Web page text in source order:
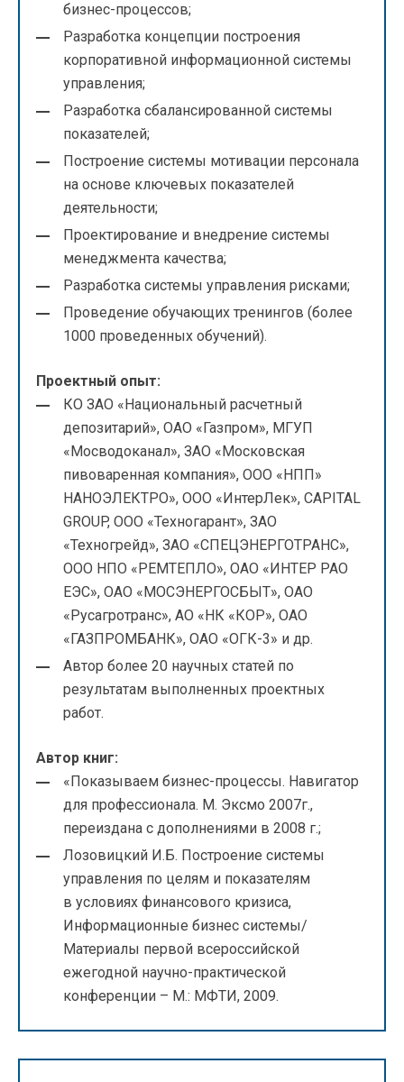
бизнес-процессов;
Разработка концепции построения
корпоративной информационной системы
управления;
Разработка сбалансированной системы
показателей;
Построение системы мотивации персонала
на основе ключевых показателей
деятельности;
Проектирование и внедрение системы
менеджмента качества;
Разработка системы управления рисками;
Проведение обучающих тренингов (более
1000 проведенных обучений).
Проектный опыт:
КО ЗАО «Национальный расчетный
депозитарий», ОАО «Газпром», МГУП
«Мосводоканал», ЗАО «Московская
пивоваренная компания», ООО «НПП»
НАНОЭЛЕКТРО», ООО «ИнтерЛек», CAPITAL
GROUP, ООО «Техногарант», ЗАО
«Техногрейд», ЗАО «СПЕЦЭНЕРГОТРАНС»,
ООО НПО «РЕМТЕПЛО», ОАО «ИНТЕР РАО
ЕЭС», ОАО «МОСЭНЕРГОСБЫТ», ОАО
«Русагротранс», АО «НК «КОР», ОАО
«ГАЗПРОМБАНК», ОАО «ОГК-3» и др.
Автор более 20 научных статей по
результатам выполненных проектных
работ.
Автор книг:
«Показываем бизнес-процессы. Навигатор
для профессионала. М. Эксмо 2007г.,
переиздана с дополнениями в 2008 г.;
Лозовицкий И.Б. Построение системы
управления по целям и показателям
в условиях финансового кризиса,
Информационные бизнес системы/
Материалы первой всероссийской
ежегодной научно-практической
конференции – М.: МФТИ, 2009.